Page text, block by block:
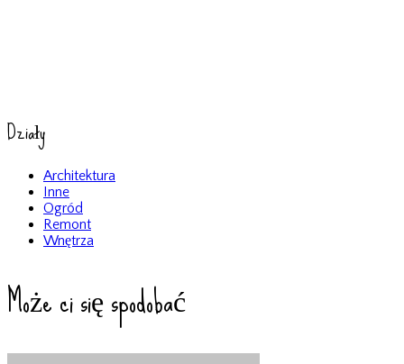
Działy
Architektura
Inne
Ogród
Remont
Wnętrza
Może ci się spodobać